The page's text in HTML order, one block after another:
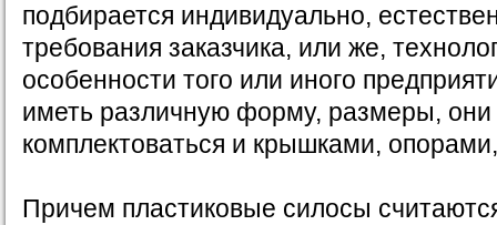
подбирается индивидуально,
требования заказчика, или же,
особенности того или иного
иметь различную форму, размеры, они
комплектоваться и крышками,
Причем пластиковые силосы